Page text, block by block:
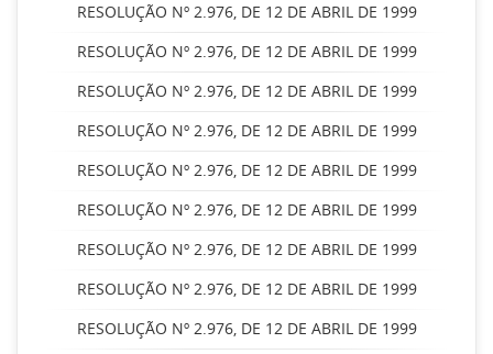
RESOLUÇÃO Nº 2.976, DE 12 DE ABRIL DE 1999
RESOLUÇÃO Nº 2.976, DE 12 DE ABRIL DE 1999
RESOLUÇÃO Nº 2.976, DE 12 DE ABRIL DE 1999
RESOLUÇÃO Nº 2.976, DE 12 DE ABRIL DE 1999
RESOLUÇÃO Nº 2.976, DE 12 DE ABRIL DE 1999
RESOLUÇÃO Nº 2.976, DE 12 DE ABRIL DE 1999
RESOLUÇÃO Nº 2.976, DE 12 DE ABRIL DE 1999
RESOLUÇÃO Nº 2.976, DE 12 DE ABRIL DE 1999
RESOLUÇÃO Nº 2.976, DE 12 DE ABRIL DE 1999